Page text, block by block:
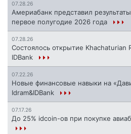
07.28.26
Америабанк представил
первое полугодие 2026 года
07.28.26
Состоялось открытие
IDBank
07.22.26
Новые финансовые навыки на
Idram&IDBank
07.17.26
До 25% idcoin-ов при покупке